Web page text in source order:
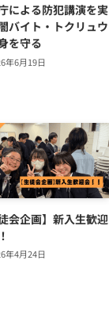
による防犯講演を実
バイト・トクリュウ
を守る
年6月19日
徒会企画】新入生歓迎
年4月24日